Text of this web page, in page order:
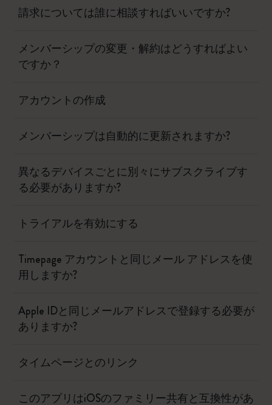
請求については誰に相談すればいいですか?
メンバーシップの変更・解約はどうすればよい
ですか？
アカウントの作成
メンバーシップは自動的に更新されますか?
異なるデバイスごとに別々にサブスクライブす
る必要がありますか?
トライアルを有効にする
Timepage アカウントと同じメール アドレスを使
用しますか?
Apple IDと同じメールアドレスで登録する必要が
ありますか?
タイムページとのリンク
このアプリはiOSのファミリー共有と互換性があ